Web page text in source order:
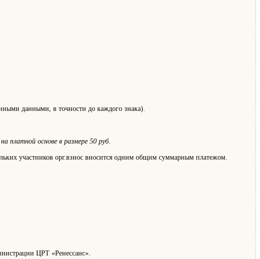
данными, в точности до каждого знака).
платной основе в размере 50 руб.
участников орг.взнос вносится одним общим суммарным платежом.
ЦРТ «Ренессанс».